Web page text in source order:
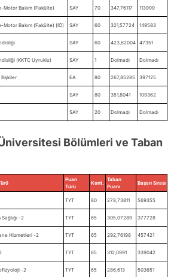
Motor Bakım (Fakülte) SAY 70 347,76117 113999
Motor Bakım (Fakülte) (İÖ) SAY 60 321,57724 149583
SAY 60 423,62004 47351
(KKTC Uyruklu) SAY 1 Dolmadı Dolmadı
İlişkiler EA 80 267,85285 397125
SAY 80 351,8041 109362
SAY 20 Dolmadı Dolmadı
Bölümleri ve Taban
Puan
Türü
Kont.
Taban
Puanı
Başarı Sırası
TYT 80 278,73811 569355
Sağlığı -2 TYT 65 305,07289 377728
Hizmetleri -2 TYT 65 292,76198 457421
TYT 65 312,0991 339042
-2 TYT 65 286,613 503651